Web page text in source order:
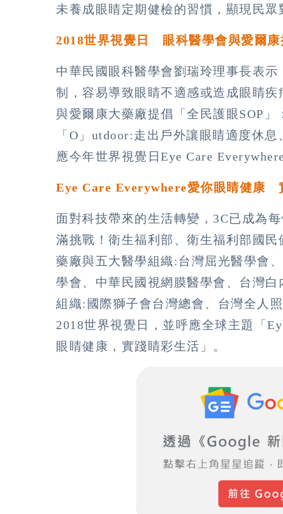
未養成眼睛定期健檢的習慣，顯現民眾
2018世界視覺日 眼科醫學會與愛爾
中華民國眼科醫學會劉瑞玲理事長表
制，容易導致眼睛不適感或造成眼睛
與愛爾康大藥廠提倡「全民護眼SOP」
「O」utdoor:走出戶外讓眼睛適度休
應今年世界視覺日Eye Care
Eye Care Everywhere愛你眼睛健康
面對科技帶來的生活轉變，3C已成為
滿挑戰！衛生福利部、衛生福利部國
藥廠與五大醫學組織:台灣屈光醫學會
學會、中華民國視網膜醫學會、台灣
組織:國際獅子會台灣總會、台灣全人
2018世界視覺日，並呼應全球主題「
眼睛健康，實踐睛彩生活」。